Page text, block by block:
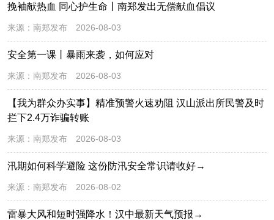
图片新闻
挽袖献热血 同心护生命丨南郑发出无偿献血倡议
来源： 南郑发布 2026-08-03
安全第一课丨暴雨来袭，如何应对
来源： 南郑发布 2026-08-03
【我为群众办实事】精准预警火速劝阻 汉山派出所民警及时
拦下2.4万诈骗转账
来源： 南郑发布 2026-08-03
汛期如何科学避险 这份防汛安全常识请收好→
来源： 南郑发布 2026-08-02
雷暴大风和短时强降水！汉中最新天气预报→